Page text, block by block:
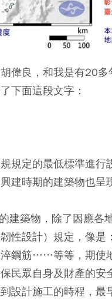
偉良，和我是有20
下面這段文字：
規定的最低標準進
建時期的建築物也呈
建築物，除了因應各
性設計）規定，像
鋼筋……等等，期使
民眾自身及財產的
設計施工的時程，最